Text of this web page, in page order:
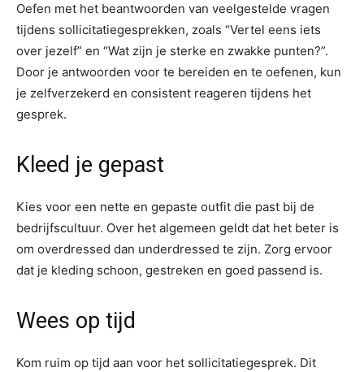
Oefen met het beantwoorden van veelgestelde vragen
tijdens sollicitatiegesprekken, zoals “Vertel eens iets
over jezelf” en “Wat zijn je sterke en zwakke punten?”.
Door je antwoorden voor te bereiden en te oefenen, kun
je zelfverzekerd en consistent reageren tijdens het
gesprek.
Kleed je gepast
Kies voor een nette en gepaste outfit die past bij de
bedrijfscultuur. Over het algemeen geldt dat het beter is
om overdressed dan underdressed te zijn. Zorg ervoor
dat je kleding schoon, gestreken en goed passend is.
Wees op tijd
Kom ruim op tijd aan voor het sollicitatiegesprek. Dit